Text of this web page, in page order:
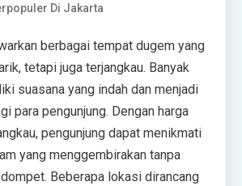
Di Jakarta
berbagai tempat dugem yang
tetapi juga terjangkau. Banyak
suasana yang indah dan menjadi
para pengunjung. Dengan harga
pengunjung dapat menikmati
yang menggembirakan tanpa
Beberapa lokasi dirancang